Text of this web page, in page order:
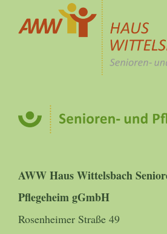
AWW Haus Wittelsbach
Pflegeheim gGmbH
Rosenheimer Straße 49